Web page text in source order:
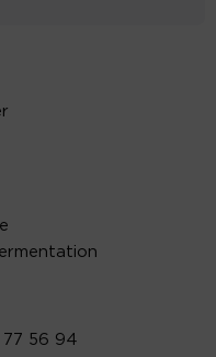
56 94